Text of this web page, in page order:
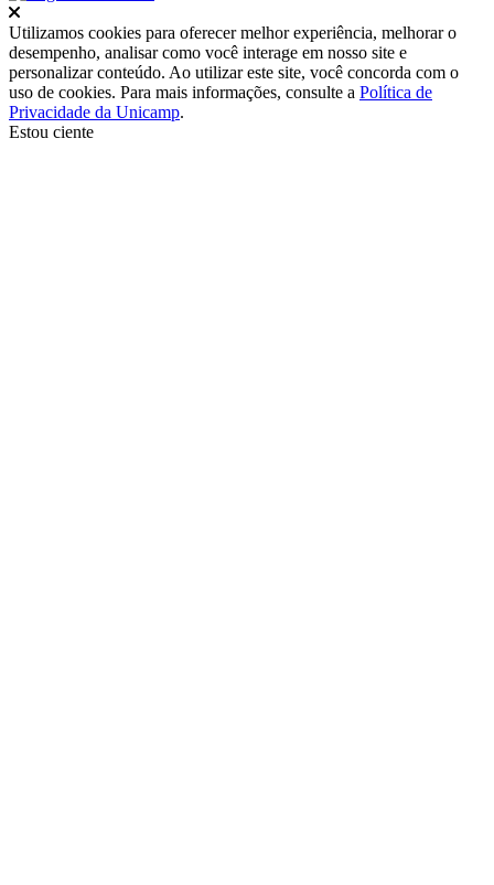
Fechar
Utilizamos cookies para oferecer melhor experiência, melhorar o
desempenho, analisar como você interage em nosso site e
personalizar conteúdo. Ao utilizar este site, você concorda com o
uso de cookies. Para mais informações, consulte a Política de
Privacidade da Unicamp.
Estou ciente